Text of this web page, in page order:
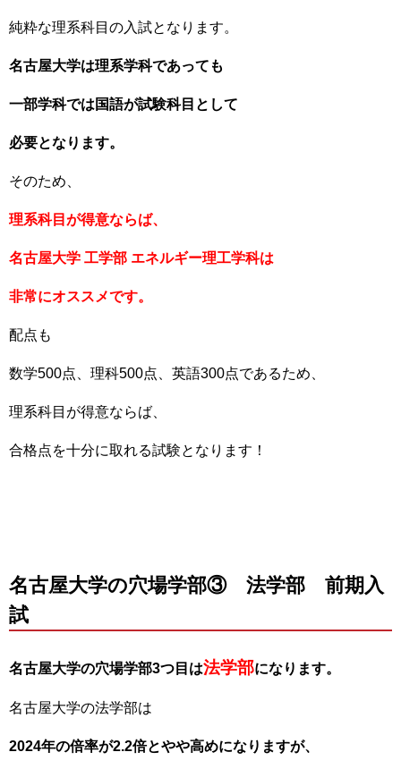
純粋な理系科目の入試となります。
名古屋大学は理系学科であっても
一部学科では国語が試験科目として
必要となります。
そのため、
理系科目が得意ならば、
名古屋大学 工学部 エネルギー理工学科は
非常にオススメです。
配点も
数学500点、理科500点、英語300点であるため、
理系科目が得意ならば、
合格点を十分に取れる試験となります！
名古屋大学の穴場学部③ 法学部 前期入
試
名古屋大学の穴場学部3つ目は法学部になります。
名古屋大学の法学部は
2024年の倍率が2.2倍とやや高めになりますが、